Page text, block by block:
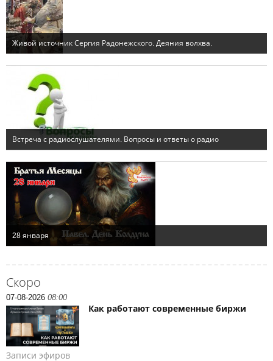
Скоро
07-08-2026 08:00
Как работают современные биржи
Записи эфиров